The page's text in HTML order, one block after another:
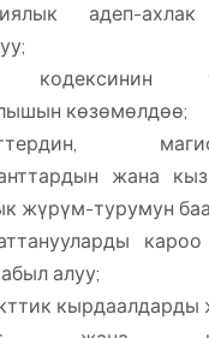
адеп-
кодексинин
көзөмөлдөө;
жана
жүрүм-турумун
алуу;
кырдаалдарды